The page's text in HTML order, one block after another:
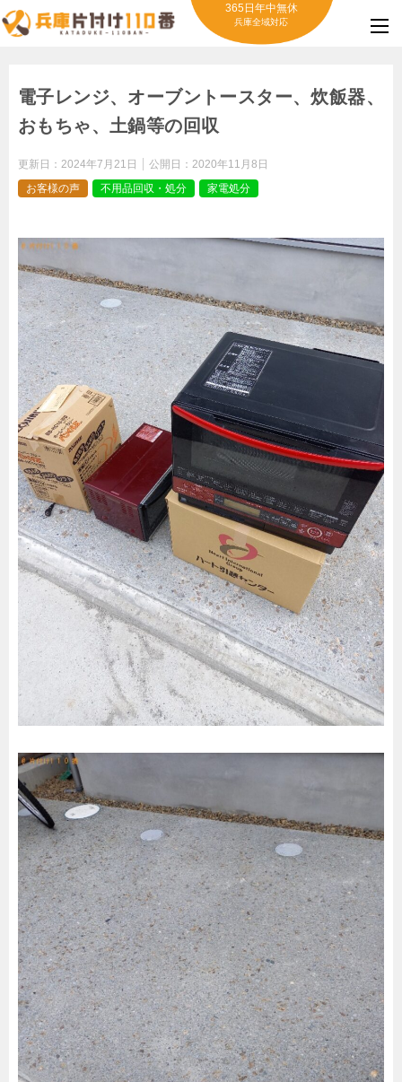
365日年中無休
兵庫全域対応
電子レンジ、オーブントースター、炊飯器、
おもちゃ、土鍋等の回収
更新日： 2024年7月21日 公開日： 2020年11月8日
お客様の声
不用品回収・処分 家電処分